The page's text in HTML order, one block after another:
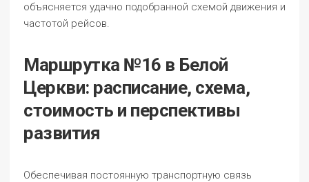
объясняется удачно подобранной схемой движения и
частотой рейсов.
Маршрутка №16 в Белой
Церкви: расписание, схема,
стоимость и перспективы
развития
Обеспечивая постоянную транспортную связь